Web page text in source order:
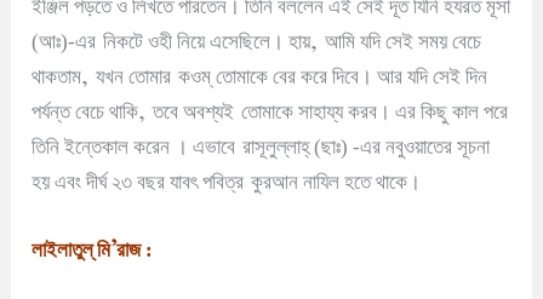
ইঞ্জিল পড়তে ও লিখতে পারতেন ।তিনি বললেন এই সেই দূত যিনি হযরত মূসা
(আঃ)-এর নিকটে ওহী নিয়ে এসেছিলে ।হায়,আমি যদি সেই সময় বেচে
থাকতাম,যখন তোমার কওম্ তোমাকে বের করে দিবে ।আর যদি সেই দিন
পর্যন্ত বেচে থাকি,তবে অবশ্যই তোমাকে সাহায্য করব ।এর কিছু কাল পরে
তিনি ইন্তেকাল করেন ।এভাবে রাসূলুল্লাহ্ (ছাঃ) -এর নবুওয়াতের সূচনা
হয় এবং দীর্ঘ ২৩ বছর যাবৎ পবিত্র কুরআন নাযিল হতে থাকে ।
লাইলাতুল্ মি’রাজ :